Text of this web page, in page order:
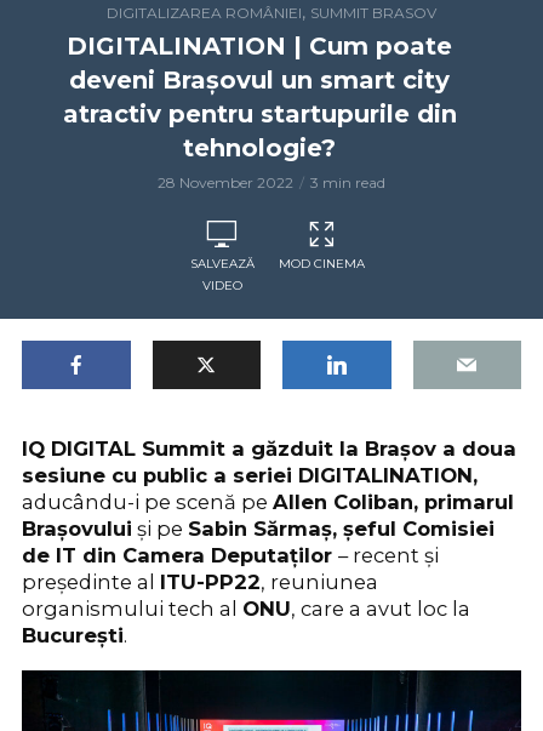
DIGITALIZAREA ROMÂNIEI, SUMMIT BRASOV
DIGITALINATION | Cum poate
deveni Brașovul un smart city
atractiv pentru startupurile din
tehnologie?
28 November 2022 3 min read
SALVEAZĂ
VIDEO
MOD CINEMA
IQ DIGITAL Summit a găzduit la Brașov a doua
sesiune cu public a seriei DIGITALINATION,
aducându-i pe scenă pe Allen Coliban, primarul
Brașovului și pe Sabin Sărmaș, șeful Comisiei
de IT din Camera Deputaților – recent și
președinte al ITU-PP22, reuniunea
organismului tech al ONU, care a avut loc la
București.